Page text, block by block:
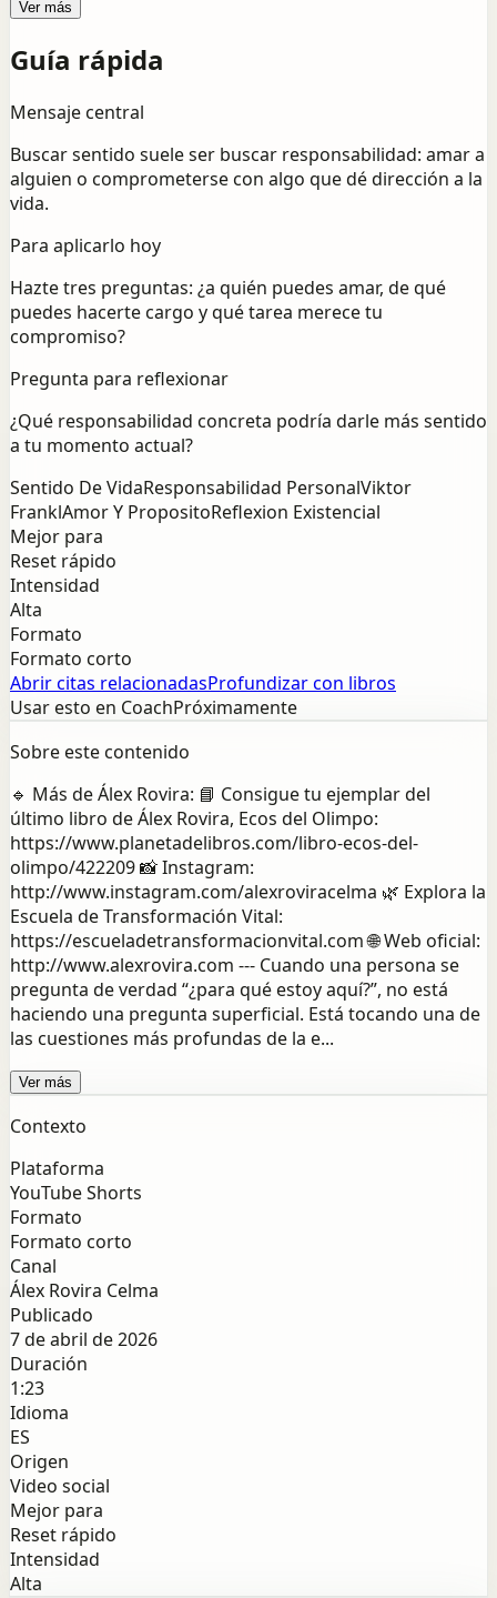
Ver más
Guía rápida
Mensaje central
Buscar sentido suele ser buscar responsabilidad: amar a
alguien o comprometerse con algo que dé dirección a la
vida.
Para aplicarlo hoy
Hazte tres preguntas: ¿a quién puedes amar, de qué
puedes hacerte cargo y qué tarea merece tu
compromiso?
Pregunta para reflexionar
¿Qué responsabilidad concreta podría darle más sentido
a tu momento actual?
Sentido De VidaResponsabilidad PersonalViktor
FranklAmor Y PropositoReflexion Existencial
Mejor para
Reset rápido
Intensidad
Alta
Formato
Formato corto
Abrir citas relacionadasProfundizar con libros
Usar esto en CoachPróximamente
Sobre este contenido
🔹 Más de Álex Rovira: 📘 Consigue tu ejemplar del
último libro de Álex Rovira, Ecos del Olimpo:
https://www.planetadelibros.com/libro-ecos-del-
olimpo/422209 📸 Instagram:
http://www.instagram.com/alexroviracelma 🌿 Explora la
Escuela de Transformación Vital:
https://escueladetransformacionvital.com 🌐 Web oficial:
http://www.alexrovira.com --- Cuando una persona se
pregunta de verdad “¿para qué estoy aquí?”, no está
haciendo una pregunta superficial. Está tocando una de
las cuestiones más profundas de la e...
Ver más
Contexto
Plataforma
YouTube Shorts
Formato
Formato corto
Canal
Álex Rovira Celma
Publicado
7 de abril de 2026
Duración
1:23
Idioma
ES
Origen
Video social
Mejor para
Reset rápido
Intensidad
Alta